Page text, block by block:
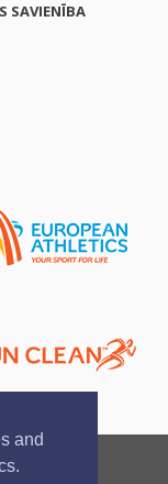
and
SAVIENĪBA